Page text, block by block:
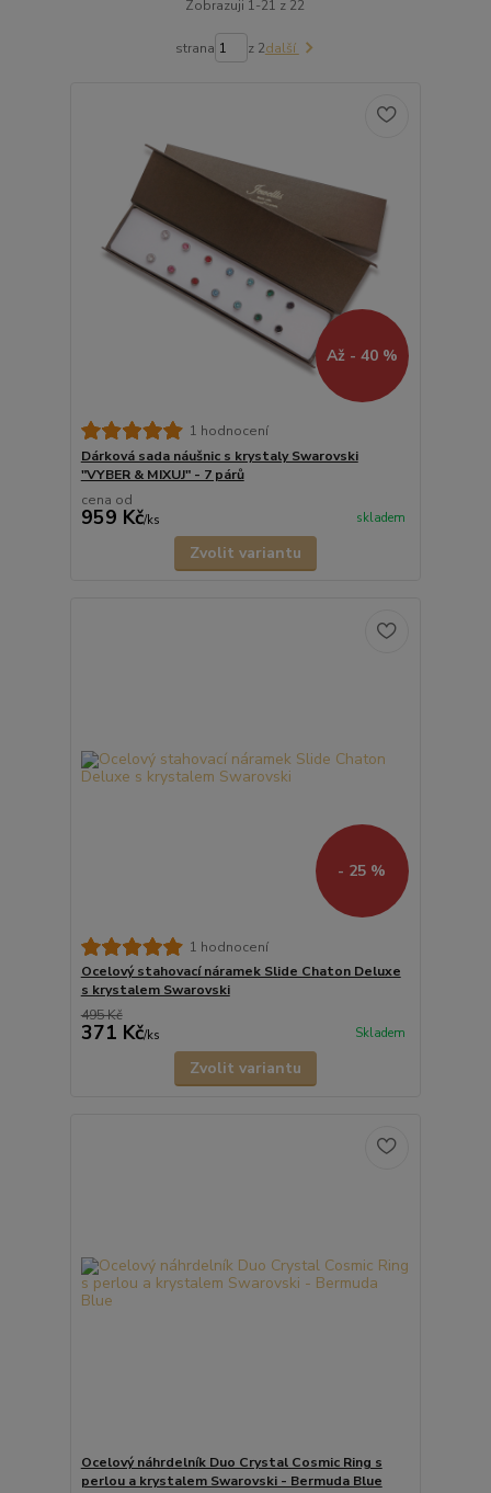
Zobrazuji 1-21 z 22
strana z 2další
Až - 40 %
1 hodnocení
Dárková sada náušnic s krystaly Swarovski
"VYBER & MIXUJ" - 7 párů
cena od
959 Kč/ks skladem
Zvolit variantu
- 25 %
1 hodnocení
Ocelový stahovací náramek Slide Chaton Deluxe
s krystalem Swarovski
495 Kč
371 Kč/ks Skladem
Zvolit variantu
Ocelový náhrdelník Duo Crystal Cosmic Ring s
perlou a krystalem Swarovski - Bermuda Blue